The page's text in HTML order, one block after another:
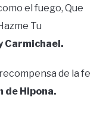
el fuego, Que
Tu
Carmichael.
de la fe
de Hipona.